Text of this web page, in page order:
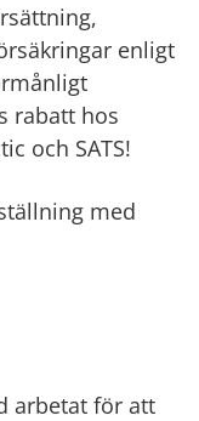
enligt
rabatt hos
och SATS!
med
arbetat för att